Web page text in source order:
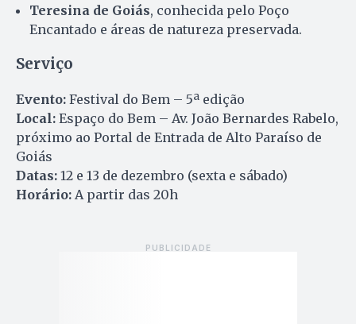
Teresina de Goiás, conhecida pelo Poço
Encantado e áreas de natureza preservada.
Serviço
Evento: Festival do Bem – 5ª edição
Local: Espaço do Bem – Av. João Bernardes Rabelo,
próximo ao Portal de Entrada de Alto Paraíso de
Goiás
Datas: 12 e 13 de dezembro (sexta e sábado)
Horário: A partir das 20h